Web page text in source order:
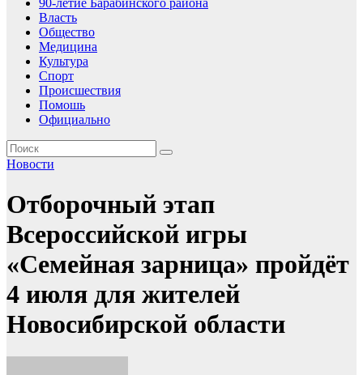
90-летие Барабинского района
Власть
Общество
Медицина
Культура
Спорт
Происшествия
Помошь
Официально
Новости
Отборочный этап
Всероссийской игры
«Семейная зарница» пройдёт
4 июля для жителей
Новосибирской области